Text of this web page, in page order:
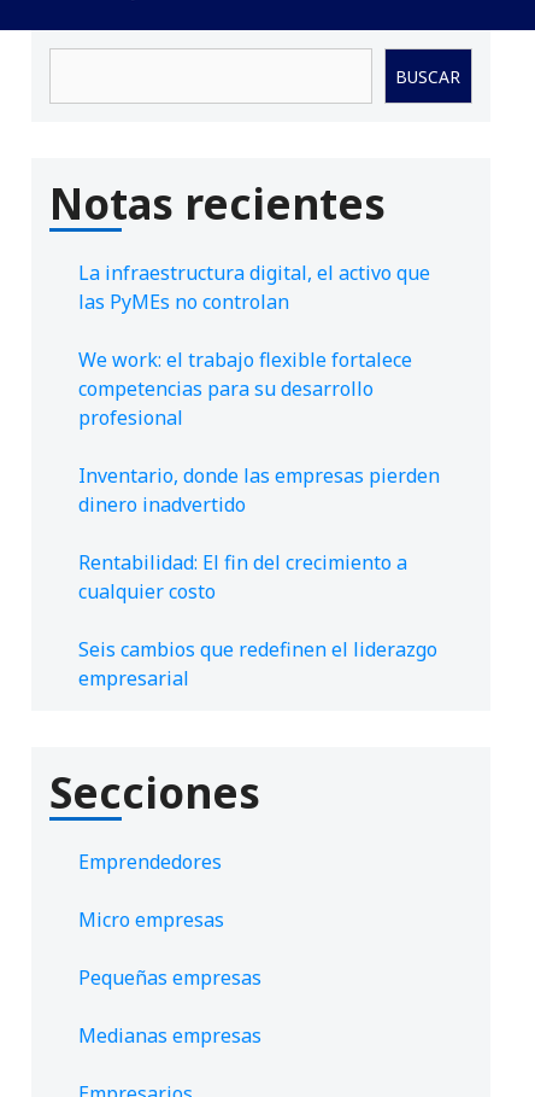
BUSCAR
Notas recientes
La infraestructura digital, el activo que
las PyMEs no controlan
We work: el trabajo flexible fortalece
competencias para su desarrollo
profesional
Inventario, donde las empresas pierden
dinero inadvertido
Rentabilidad: El fin del crecimiento a
cualquier costo
Seis cambios que redefinen el liderazgo
empresarial
Secciones
Emprendedores
Micro empresas
Pequeñas empresas
Medianas empresas